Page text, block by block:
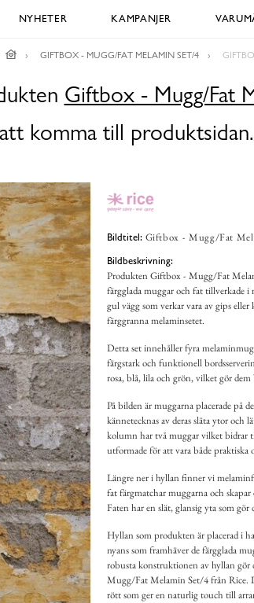
NYHETER KAMPANJER
GIFTBOX - MUGG/FAT MELAMIN SET/4
Giftbox - Mugg/Fat
komma till produktsidan.
Bildtitel: Giftbox - Mugg/Fat
Bildbeskrivning:
Produkten Giftbox - Mugg/Fat
färgglada muggar och fat tillverkade
gul vägg som verkar vara av gips
färggranna melaminsetet.
Detta set innehåller fyra
färgstark och funktionell
rosa, blå, lila och grön, vilket gör
På bilden är muggarna placerade på
kännetecknas av deras släta ytor och
kolumn har två muggar vilket bidrar
utformade för att vara både praktiska
Längre ner i hyllan finner vi
fat färgmatchar muggarna och
Faten har en slät, glansig yta som
Hyllan som produkten är placerad i
nyans som framhäver de färgglada
robusta konstruktionen av hyllan gör
Mugg/Fat Melamin Set/4 från Rice.
rött som ger en naturlig touch till